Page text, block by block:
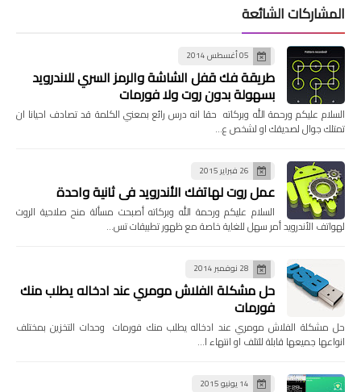
المشاركات الشائعة
05 أغسطس 2014
طريقة فك قفل الشاشة والرمز السري للاندرويد
بسهولة بدون روت ولا فورمات
السلام عليكم ورحمة الله وبركاته حقا انه درس رائع بمعني الكلمة قد تصادف احيانا ان
تمتلك جوال لصديقك او لشخص ع…
26 فبراير 2015
عمل روت لهاتفك الأندرويد في ثانية واحدة
السلام عليكم ورحمة الله وبركاته أصبحت مسألة منح صلاحية الروت
لهواتف الأندرويد أمر سهل للغاية خاصة مع ظهور تطبيقات تس…
28 نوفمبر 2014
حل مشكلة الفلاش مومري عند ادخاله يطلب منك
فورمات
حل مشكلة الفلاش مومري عند ادخاله يطلب منك فورمات وحدات التخزين بمختلف
انواعها جميعها قابلة للتلف او انتهاء ا…
14 يونيو 2015